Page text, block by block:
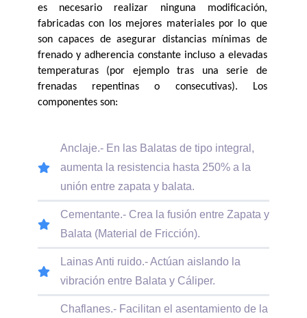
es necesario realizar ninguna modificación,
fabricadas con los mejores materiales por lo que
son capaces de asegurar distancias mínimas de
frenado y adherencia constante incluso a elevadas
temperaturas (por ejemplo tras una serie de
frenadas repentinas o consecutivas). Los
componentes son:
Anclaje.- En las Balatas de tipo integral,
aumenta la resistencia hasta 250% a la
unión entre zapata y balata.
Cementante.- Crea la fusión entre Zapata y
Balata (Material de Fricción).
Lainas Anti ruido.- Actúan aislando la
vibración entre Balata y Cáliper.
Chaflanes.- Facilitan el asentamiento de la